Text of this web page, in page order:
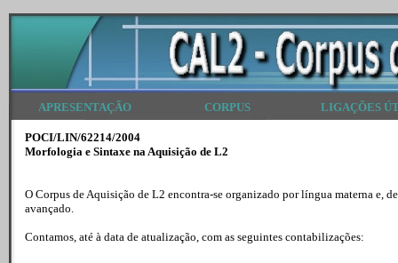
APRESENTAÇÃO CORPUS LIGAÇÕES
POCI/LIN/62214/2004
Morfologia e Sintaxe na Aquisição de L2
O Corpus de Aquisição de L2 encontra-se organizado por língua materna
avançado.
Contamos, até à data de atualização, com as seguintes contabilizações: